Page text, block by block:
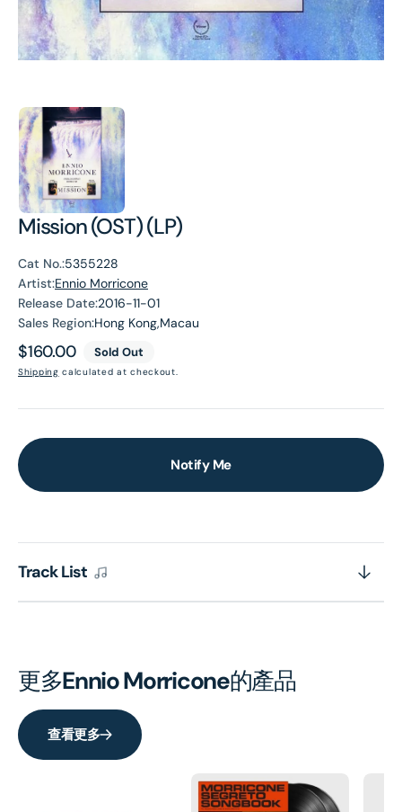
Mission (OST) (LP)
Cat No.:5355228
Artist:Ennio Morricone
Release Date:2016-11-01
Sales Region:Hong Kong,Macau
Regular
price
$160.00 Sold Out
Shipping calculated at checkout.
Notify Me
Track List
更多Ennio Morricone的產品
查看更多